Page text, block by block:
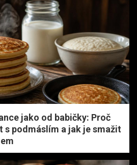
jako od babičky: Proč
s podmáslím a jak je smažit